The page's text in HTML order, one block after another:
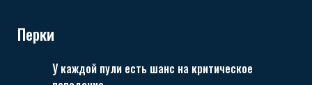
Перки
У каждой пули есть шанс на критическое